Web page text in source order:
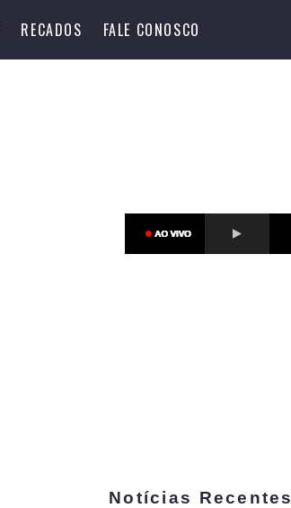
RECADOS FALE CONOSCO
Notícias Recentes